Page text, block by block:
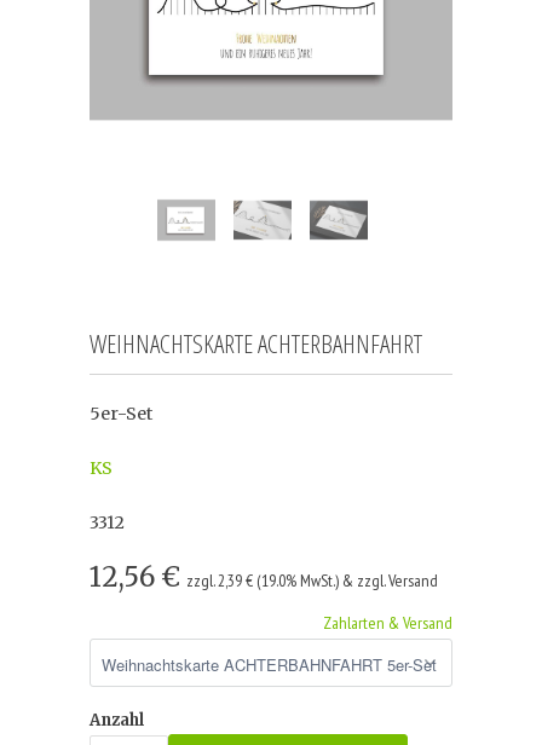
WEIHNACHTSKARTE ACHTERBAHNFAHRT
5er-Set
KS
3312
12,56 € zzgl. 2,39 € (19.0% MwSt.) & zzgl. Versand
Zahlarten & Versand
Anzahl